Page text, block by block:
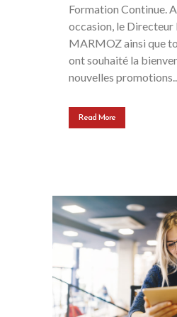
Formation Continue.
occasion, le Directeur
MARMOZ ainsi que
ont souhaité la
nouvelles promotions....
Read More